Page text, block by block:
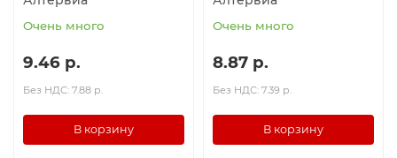
Очень много
9.46 р.
Без НДС: 7.88 р.
В корзину
Очень много
8.87 р.
Без НДС: 7.39 р.
В корзину